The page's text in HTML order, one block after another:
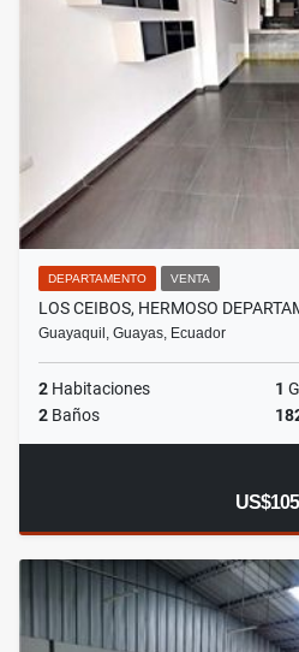
DEPARTAMENTO VENTA
LOS CEIBOS, HERMOSO
Guayaquil, Guayas, Ecuador
2 Habitaciones 1
2 Baños